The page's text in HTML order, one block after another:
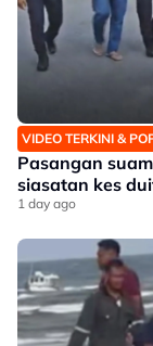
VIDEO TERKINI &
Pasangan
siasatan kes
1 day ago